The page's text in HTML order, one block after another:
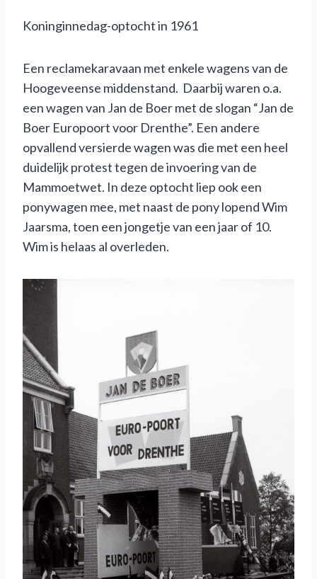
Koninginnedag-optocht in 1961
Een reclamekaravaan met enkele wagens van de
Hoogeveense middenstand. Daarbij waren o.a.
een wagen van Jan de Boer met de slogan “Jan de
Boer Europoort voor Drenthe”. Een andere
opvallend versierde wagen was die met een heel
duidelijk protest tegen de invoering van de
Mammoetwet. In deze optocht liep ook een
ponywagen mee, met naast de pony lopend Wim
Jaarsma, toen een jongetje van een jaar of 10.
Wim is helaas al overleden.